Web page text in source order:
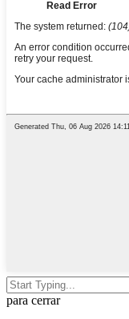
para cerrar